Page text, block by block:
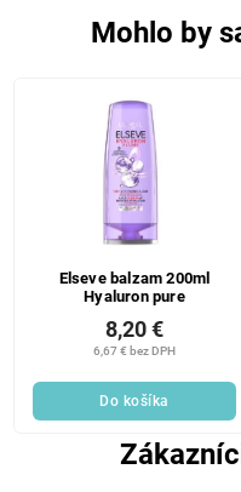
Mohlo by
Elseve balzam 200ml
Hyaluron pure
6,67 € bez DPH
8,20 €
Do košíka